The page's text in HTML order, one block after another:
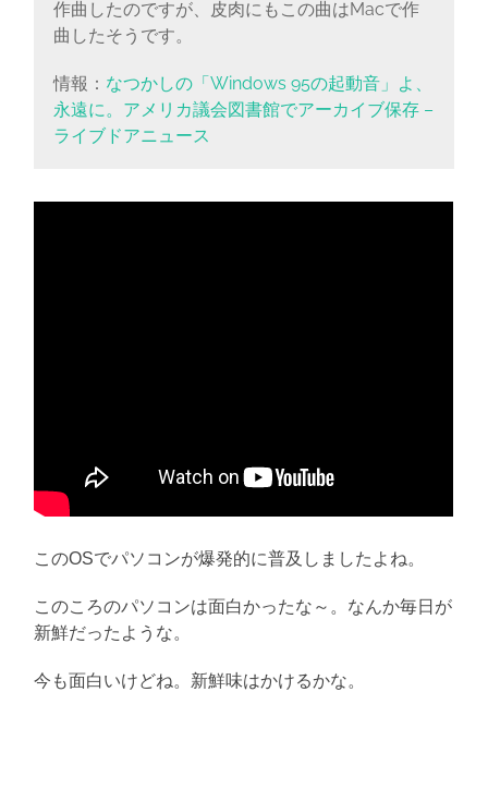
作曲したのですが、皮肉にもこの曲はMacで作
曲したそうです。
情報： なつかしの「Windows 95の起動音」よ、
永遠に。アメリカ議会図書館でアーカイブ保存 –
ライブドアニュース
このOSでパソコンが爆発的に普及しましたよね。
このころのパソコンは面白かったな～。なんか毎日が
新鮮だったような。
今も面白いけどね。新鮮味はかけるかな。